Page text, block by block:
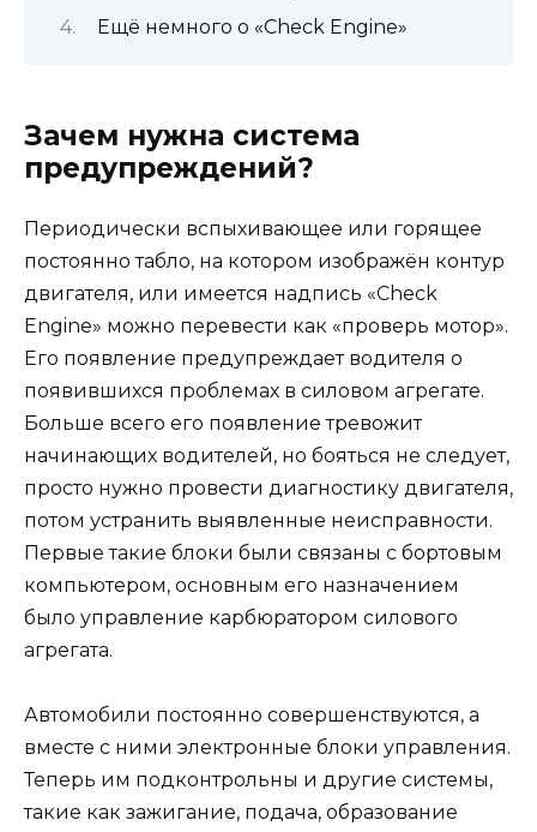
Ещё немного о «Check Engine»
Зачем нужна система
предупреждений?
Периодически вспыхивающее или горящее
постоянно табло, на котором изображён контур
двигателя, или имеется надпись «Check
Engine» можно перевести как «проверь мотор».
Его появление предупреждает водителя о
появившихся проблемах в силовом агрегате.
Больше всего его появление тревожит
начинающих водителей, но бояться не следует,
просто нужно провести диагностику двигателя,
потом устранить выявленные неисправности.
Первые такие блоки были связаны с бортовым
компьютером, основным его назначением
было управление карбюратором силового
агрегата.
Автомобили постоянно совершенствуются, а
вместе с ними электронные блоки управления.
Теперь им подконтрольны и другие системы,
такие как зажигание, подача, образование